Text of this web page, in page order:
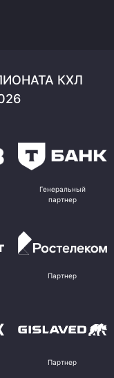
КХЛ
Генеральный
партнер
Партнер
Партнер